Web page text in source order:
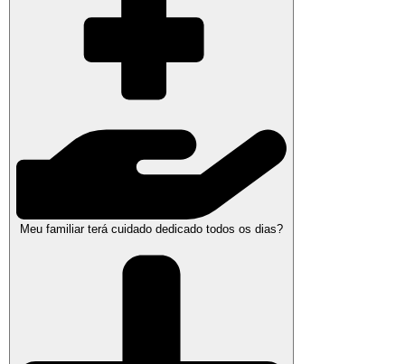
Meu familiar terá cuidado dedicado todos os dias?